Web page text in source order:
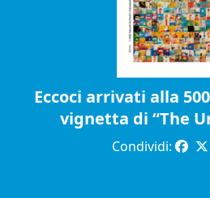
Eccoci arrivati alla
vignetta di “The
Condividi: